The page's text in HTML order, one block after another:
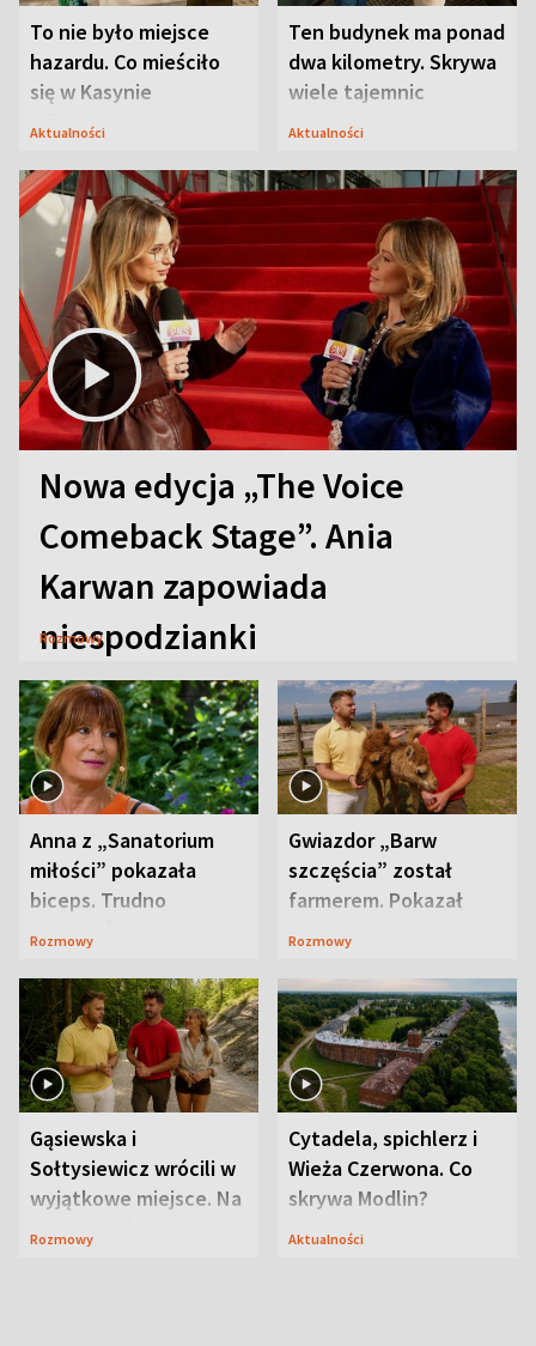
To nie było miejsce
hazardu. Co mieściło
się w Kasynie
Oficerskim?
Aktualności
Ten budynek ma ponad
dwa kilometry. Skrywa
wiele tajemnic
Aktualności
Nowa edycja „The Voice
Comeback Stage”. Ania
Karwan zapowiada
niespodzianki
Rozmowy
Anna z „Sanatorium
miłości” pokazała
biceps. Trudno
uwierzyć, co przeszła
Rozmowy
Gwiazdor „Barw
szczęścia” został
farmerem. Pokazał
swoje niezwykłe
Rozmowy
Gąsiewska i
Sołtysiewicz wrócili w
wyjątkowe miejsce. Na
szlaku czekał
Rozmowy
Cytadela, spichlerz i
Wieża Czerwona. Co
skrywa Modlin?
Aktualności